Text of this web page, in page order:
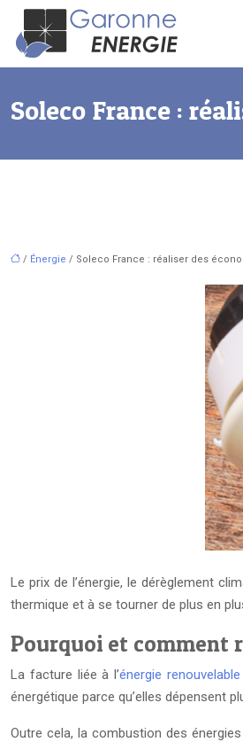
Soleco France :
/ Énergie / Soleco France : réaliser des
Le prix de l’énergie, le dérèglement
thermique et à se tourner de plus en
Pourquoi et comment
La facture liée à l’énergie renouvelable
énergétique parce qu’elles dépensent
Outre cela, la combustion des